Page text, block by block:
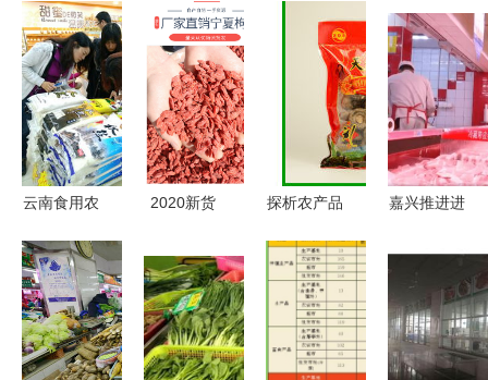
云南食用农
场观察 从
田间到餐桌
的安全与流
通
2020新货
宁甲乙特优
级枸杞40斤
散装枸杞整
箱批发 品
探析农产品
品批发的发
展路径与经
济影响
嘉兴推进进
让“浙冷
链”成为守
护舌尖安全